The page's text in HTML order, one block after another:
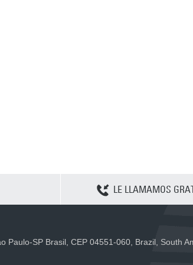
LE LLAMAMOS
SP Brasil, CEP 04551-060, Brazil, South